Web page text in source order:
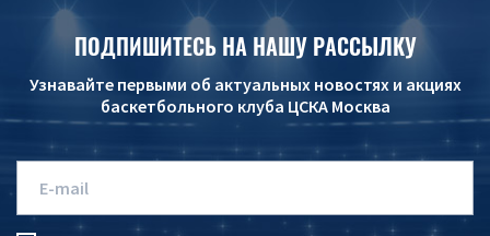
ПОДПИШИТЕСЬ НА НАШУ РАССЫЛКУ
Узнавайте первыми об актуальных новостях и акциях
баскетбольного клуба ЦСКА Москва